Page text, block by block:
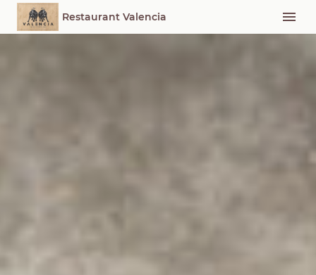
Restaurant Valencia